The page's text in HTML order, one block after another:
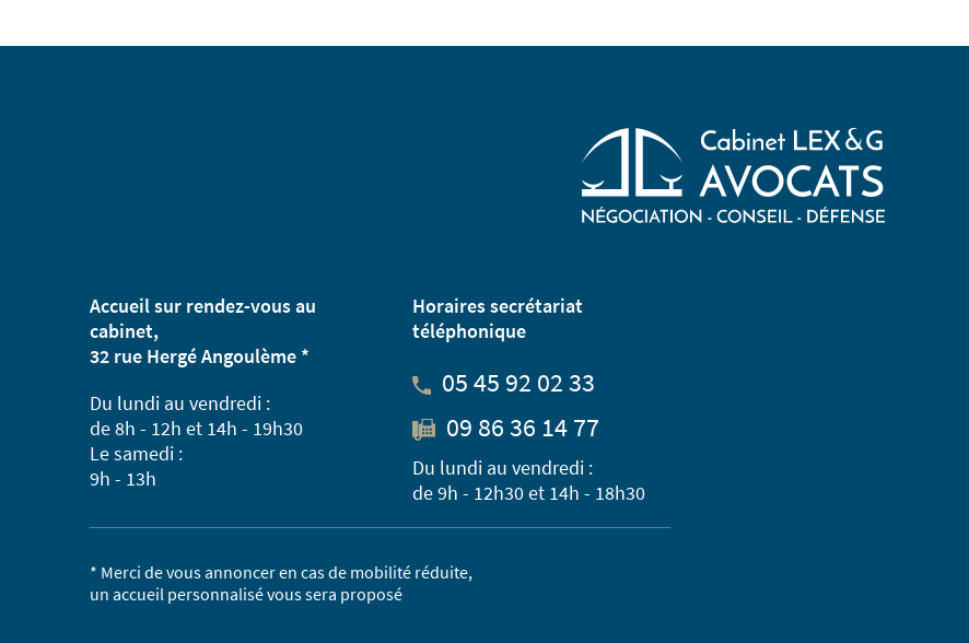
Accueil sur rendez-vous au
cabinet,
32 rue Hergé Angoulème *
Du lundi au vendredi :
de 8h - 12h et 14h - 19h30
Le samedi :
9h - 13h
Horaires secrétariat
téléphonique
05 45 92 02 33
09 86 36 14 77
Du lundi au vendredi :
de 9h - 12h30 et 14h - 18h30
* Merci de vous annoncer en cas de mobilité réduite,
un accueil personnalisé vous sera proposé